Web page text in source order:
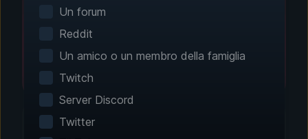
Un forum
Reddit
Un amico o un membro della famiglia
Twitch
Server Discord
Twitter